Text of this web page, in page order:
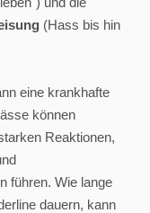
(Hass bis hin
eine krankhafte
können
Reaktionen,
führen. Wie lange
dauern, kann